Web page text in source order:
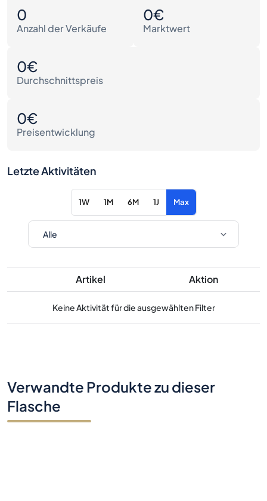
0
Anzahl der Verkäufe
0€
Marktwert
0€
Durchschnittspreis
0€
Preisentwicklung
Letzte Aktivitäten
1W 1M 6M 1J Max
Artikel Aktion
Keine Aktivität für die ausgewählten Filter
Verwandte Produkte zu dieser
Flasche